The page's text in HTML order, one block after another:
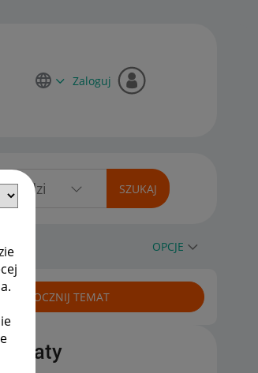
Zaloguj
OPCJE
ROZPOCZNIJ TEMAT
tematy